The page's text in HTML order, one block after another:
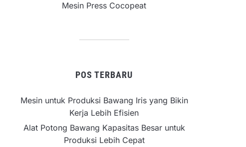
Mesin Press Cocopeat
POS TERBARU
Mesin untuk Produksi Bawang Iris yang Bikin
Kerja Lebih Efisien
Alat Potong Bawang Kapasitas Besar untuk
Produksi Lebih Cepat